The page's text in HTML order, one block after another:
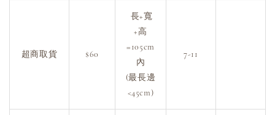
超商取貨 $60
長+寬
+高
=105cm
內
(最長邊
<45cm)
7-11